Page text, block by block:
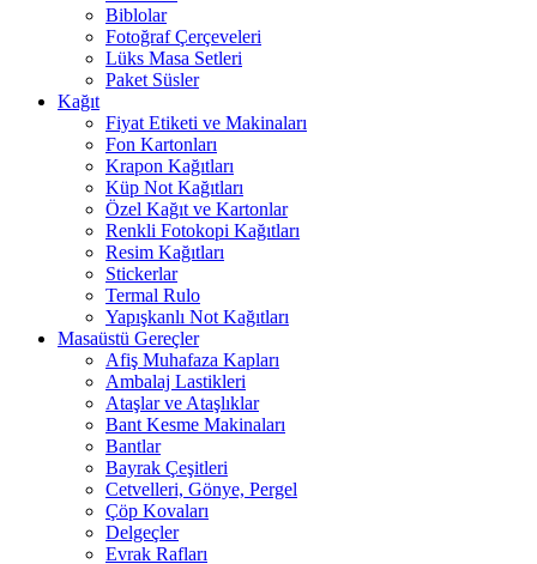
Biblolar
Fotoğraf Çerçeveleri
Lüks Masa Setleri
Paket Süsler
Kağıt
Fiyat Etiketi ve Makinaları
Fon Kartonları
Krapon Kağıtları
Küp Not Kağıtları
Özel Kağıt ve Kartonlar
Renkli Fotokopi Kağıtları
Resim Kağıtları
Stickerlar
Termal Rulo
Yapışkanlı Not Kağıtları
Masaüstü Gereçler
Afiş Muhafaza Kapları
Ambalaj Lastikleri
Ataşlar ve Ataşlıklar
Bant Kesme Makinaları
Bantlar
Bayrak Çeşitleri
Cetvelleri, Gönye, Pergel
Çöp Kovaları
Delgeçler
Evrak Rafları